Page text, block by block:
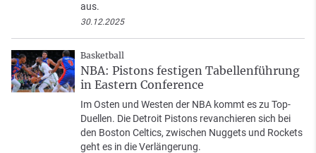
aus.
30.12.2025
Basketball
NBA: Pistons festigen Tabellenführung
in Eastern Conference
Im Osten und Westen der NBA kommt es zu Top-
Duellen. Die Detroit Pistons revanchieren sich bei
den Boston Celtics, zwischen Nuggets und Rockets
geht es in die Verlängerung.